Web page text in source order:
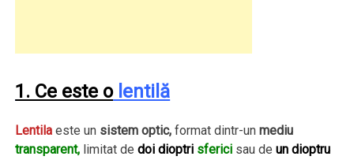
1. Ce este olentilă
Lentila este un sistem optic, format dintr-unmediu
transparent, limitat dedoi dioptri sferici sau deun dioptru